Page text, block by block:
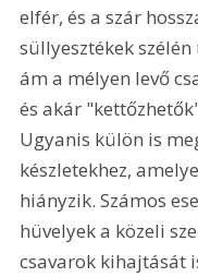
elfér, és a szár
süllyesztékek
ám a mélyen levő
és akár
Ugyanis külön is
készletekhez,
hiányzik. Számos
hüvelyek a közeli
csavarok kihajtását